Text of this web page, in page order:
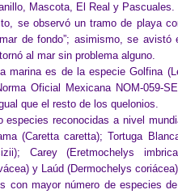
Mascota, El Real y Pascuales.
se observó un tramo de playa
de fondo”; asimismo, se
al mar sin problema alguno.
es de la especie Golfina
Oficial Mexicana NOM-059-
que el resto de los quelonios.
especies reconocidas a nivel
(Caretta caretta); Tortuga
Carey (Eretmochelys
y Laúd (Dermochelys
con mayor número de especies